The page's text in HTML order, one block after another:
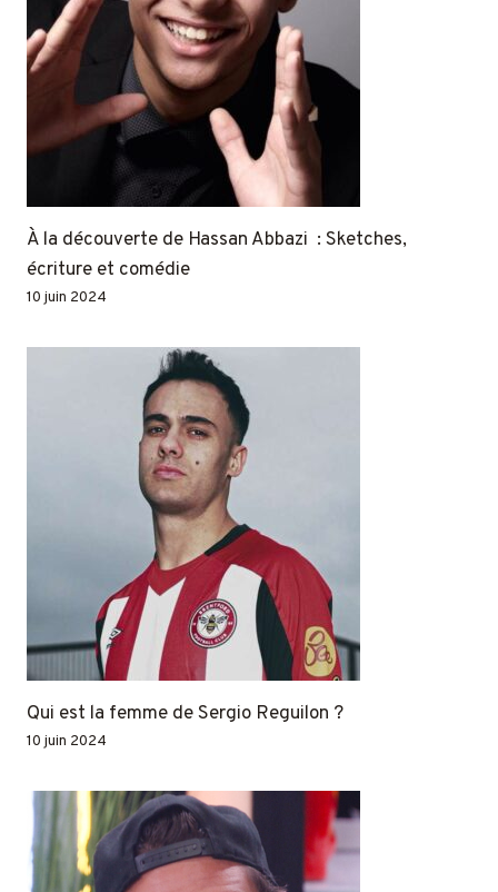
À la découverte de Hassan Abbazi : Sketches,
écriture et comédie
10 juin 2024
Qui est la femme de Sergio Reguilon ?
10 juin 2024